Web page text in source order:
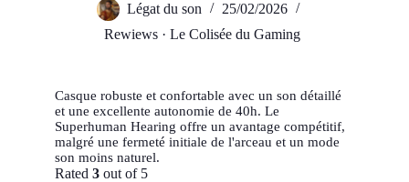
Légat du son
25/02/2026
Rewiews · Le Colisée du Gaming
Casque robuste et confortable avec un son détaillé
et une excellente autonomie de 40h. Le
Superhuman Hearing offre un avantage compétitif,
malgré une fermeté initiale de l'arceau et un mode
son moins naturel.
Rated 3 out of 5